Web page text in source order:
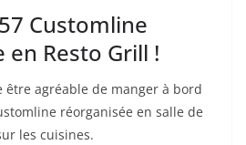
Customline
Resto Grill !
être agréable de manger à bord
réorganisée en salle de
les cuisines.